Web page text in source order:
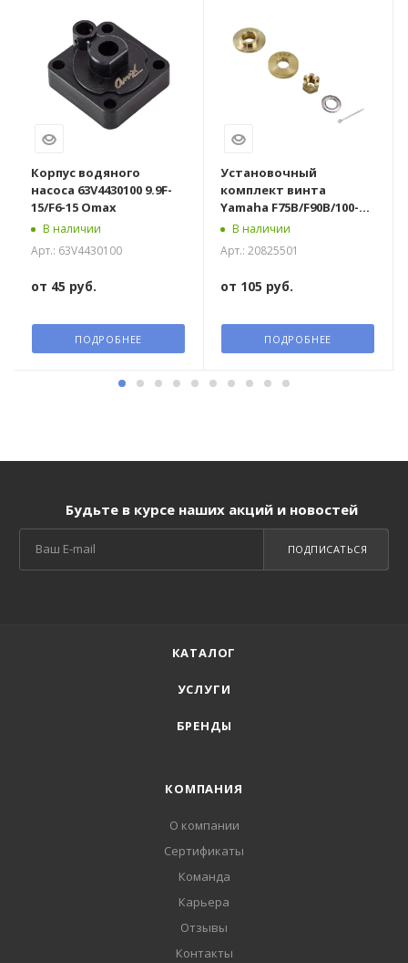
Корпус водяного
насоса 63V4430100 9.9F-
15/F6-15 Omax
В наличии
Арт.: 63V4430100
от 45 руб.
ПОДРОБНЕЕ
Установочный
комплект винта
Yamaha F75B/F90B/100-
130/150-300 Marine
В наличии
Арт.: 20825501
от 105 руб.
ПОДРОБНЕЕ
Будьте в курсе наших акций и новостей
ПОДПИСАТЬСЯ
КАТАЛОГ
УСЛУГИ
БРЕНДЫ
КОМПАНИЯ
О компании
Сертификаты
Команда
Карьера
Отзывы
Контакты